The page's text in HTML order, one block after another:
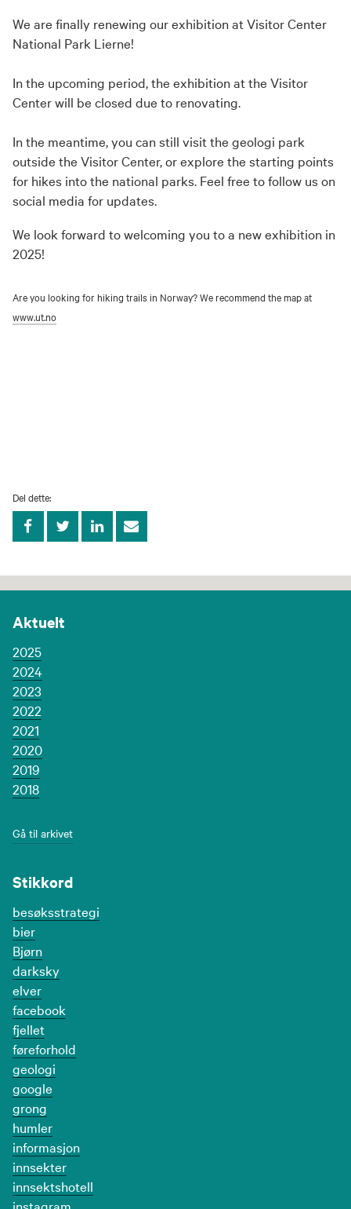
We are finally renewing our exhibition at Visitor Center
National Park Lierne!
In the upcoming period, the exhibition at the Visitor
Center will be closed due to renovating.
In the meantime, you can still visit the geologi park
outside the Visitor Center, or explore the starting points
for hikes into the national parks. Feel free to follow us on
social media for updates.
We look forward to welcoming you to a new exhibition in
2025!
Are you looking for hiking trails in Norway? We recommend the map at
www.ut.no
Del dette:
Aktuelt
2025
2024
2023
2022
2021
2020
2019
2018
Gå til arkivet
Stikkord
besøksstrategi
bier
Bjørn
darksky
elver
facebook
fjellet
føreforhold
geologi
google
grong
humler
informasjon
innsekter
innsektshotell